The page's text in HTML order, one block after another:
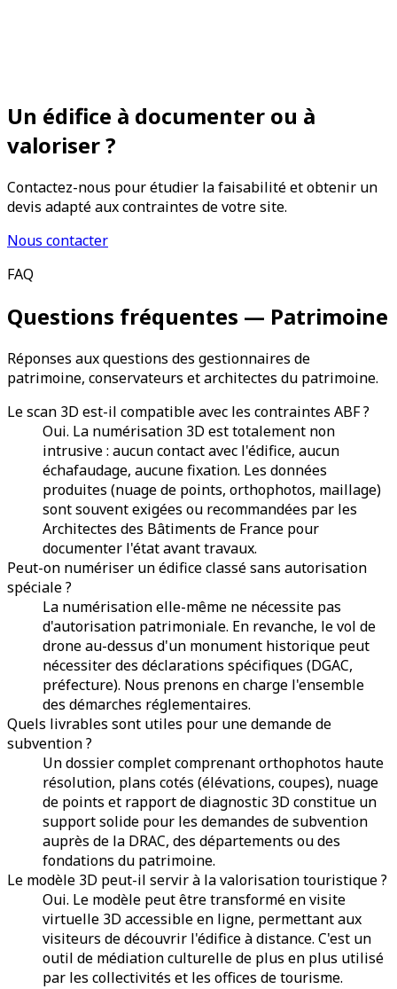
Un édifice à documenter ou à
valoriser ?
Contactez-nous pour étudier la faisabilité et obtenir un
devis adapté aux contraintes de votre site.
Nous contacter
FAQ
Questions fréquentes — Patrimoine
Réponses aux questions des gestionnaires de
patrimoine, conservateurs et architectes du patrimoine.
Le scan 3D est-il compatible avec les contraintes ABF ?
Oui. La numérisation 3D est totalement non
intrusive : aucun contact avec l'édifice, aucun
échafaudage, aucune fixation. Les données
produites (nuage de points, orthophotos, maillage)
sont souvent exigées ou recommandées par les
Architectes des Bâtiments de France pour
documenter l'état avant travaux.
Peut-on numériser un édifice classé sans autorisation
spéciale ?
La numérisation elle-même ne nécessite pas
d'autorisation patrimoniale. En revanche, le vol de
drone au-dessus d'un monument historique peut
nécessiter des déclarations spécifiques (DGAC,
préfecture). Nous prenons en charge l'ensemble
des démarches réglementaires.
Quels livrables sont utiles pour une demande de
subvention ?
Un dossier complet comprenant orthophotos haute
résolution, plans cotés (élévations, coupes), nuage
de points et rapport de diagnostic 3D constitue un
support solide pour les demandes de subvention
auprès de la DRAC, des départements ou des
fondations du patrimoine.
Le modèle 3D peut-il servir à la valorisation touristique ?
Oui. Le modèle peut être transformé en visite
virtuelle 3D accessible en ligne, permettant aux
visiteurs de découvrir l'édifice à distance. C'est un
outil de médiation culturelle de plus en plus utilisé
par les collectivités et les offices de tourisme.